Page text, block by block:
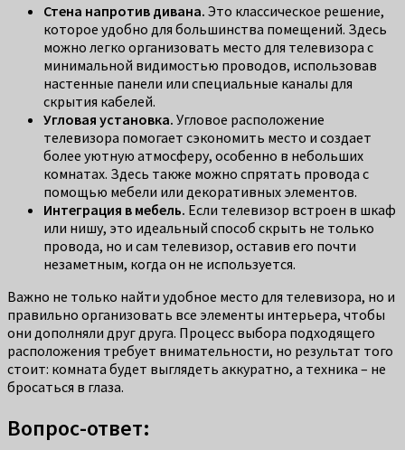
Стена напротив дивана. Это классическое решение,
которое удобно для большинства помещений. Здесь
можно легко организовать место для телевизора с
минимальной видимостью проводов, использовав
настенные панели или специальные каналы для
скрытия кабелей.
Угловая установка. Угловое расположение
телевизора помогает сэкономить место и создает
более уютную атмосферу, особенно в небольших
комнатах. Здесь также можно спрятать провода с
помощью мебели или декоративных элементов.
Интеграция в мебель. Если телевизор встроен в шкаф
или нишу, это идеальный способ скрыть не только
провода, но и сам телевизор, оставив его почти
незаметным, когда он не используется.
Важно не только найти удобное место для телевизора, но и
правильно организовать все элементы интерьера, чтобы
они дополняли друг друга. Процесс выбора подходящего
расположения требует внимательности, но результат того
стоит: комната будет выглядеть аккуратно, а техника – не
бросаться в глаза.
Вопрос-ответ: